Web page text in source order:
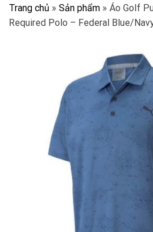
Trang chủ » Sản phẩm » Áo Golf
Required Polo – Federal Blue/